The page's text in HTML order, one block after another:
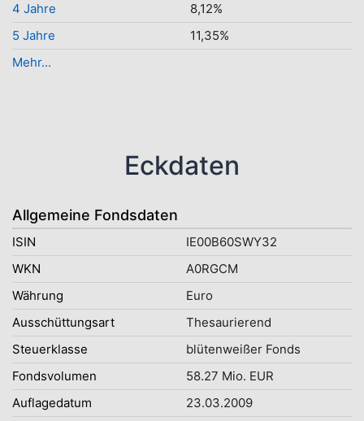
4 Jahre
8,12%
5 Jahre
11,35%
Mehr...
Eckdaten
Allgemeine Fondsdaten
ISIN
IE00B60SWY32
WKN
A0RGCM
Währung
Euro
Ausschüttungsart
Thesaurierend
Steuerklasse
blütenweißer Fonds
Fondsvolumen
58.27 Mio. EUR
Auflagedatum
23.03.2009